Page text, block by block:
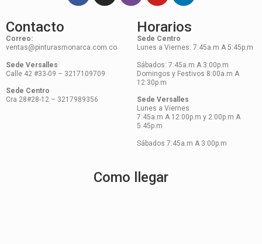
Contacto
Correo:
ventas@pinturasmonarca.com.co
Sede Versalles
Calle 42 #33-09 – 3217109709
Sede Centro
Cra 28#28-12 – 3217989356
Horarios
Sede Centro
Lunes a Viernes: 7:45a.m A 5:45p.m
Sábados: 7:45a.m A 3:00p.m
Domingos y Festivos 8:00a.m A
12:30p.m
Sede Versalles
Lunes a Viernes
7:45a.m A 12:00p.m y 2:00p.m A
5:45p.m
Sábados 7:45a.m A 3:00p.m
Como llegar